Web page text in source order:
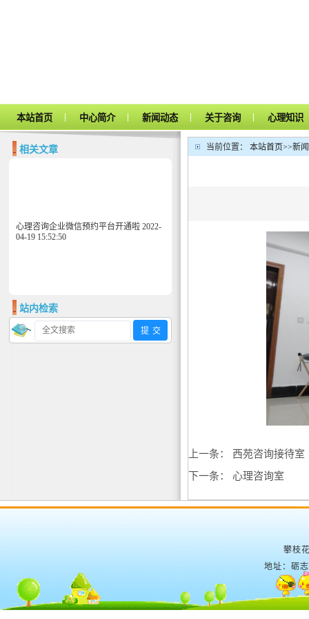
本站首页 | 中心简介 | 新闻动态 | 关于咨询 | 心理知识
相关文章
心理咨询企业微信预约平台开通啦 2022-
04-19 15:52:50
站内检索
当前位置： 本站首页>>新
上一条： 西苑咨询接待室
下一条： 心理咨询室
攀枝
地址：砺